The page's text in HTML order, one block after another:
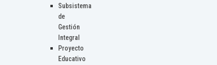
Subsistema
de
Gestión
Integral
Proyecto
Educativo